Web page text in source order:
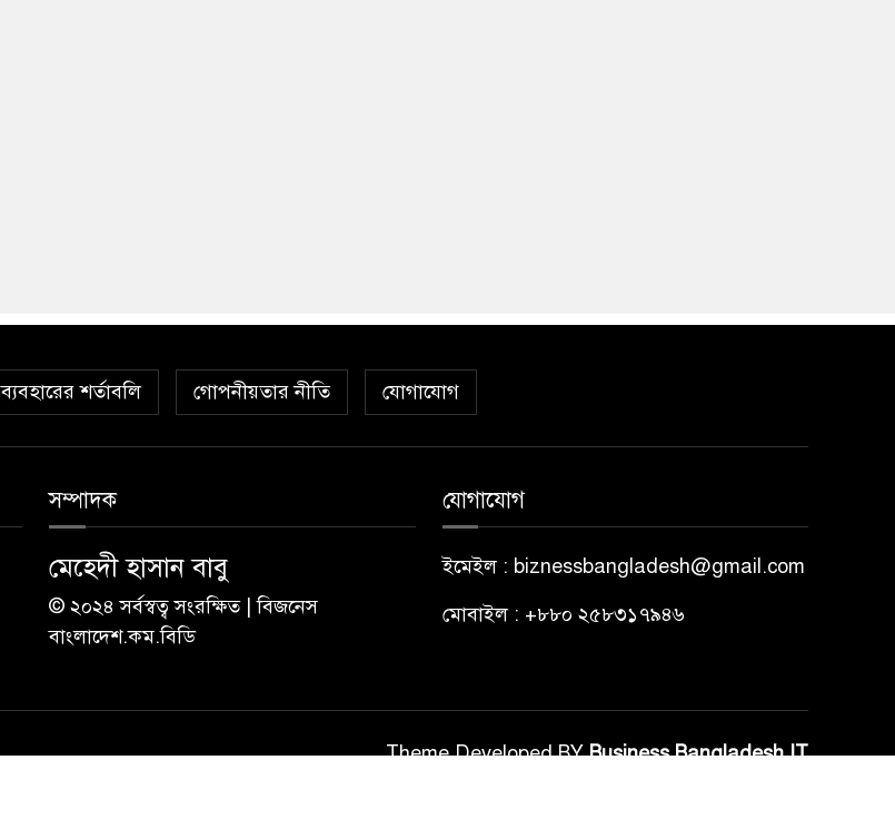
ব্যবহারের শর্তাবলি গোপনীয়তার নীতি যোগাযোগ
সম্পাদক
মেহেদী হাসান বাবু
© ২০২৪ সর্বস্বত্ব সংরক্ষিত | বিজনেস
বাংলাদেশ.কম.বিডি
যোগাযোগ
ইমেইল : biznessbangladesh@gmail.com
মোবাইল : +৮৮০ ২৫৮৩১৭৯৪৬
Theme Developed BYBusiness Bangladesh IT